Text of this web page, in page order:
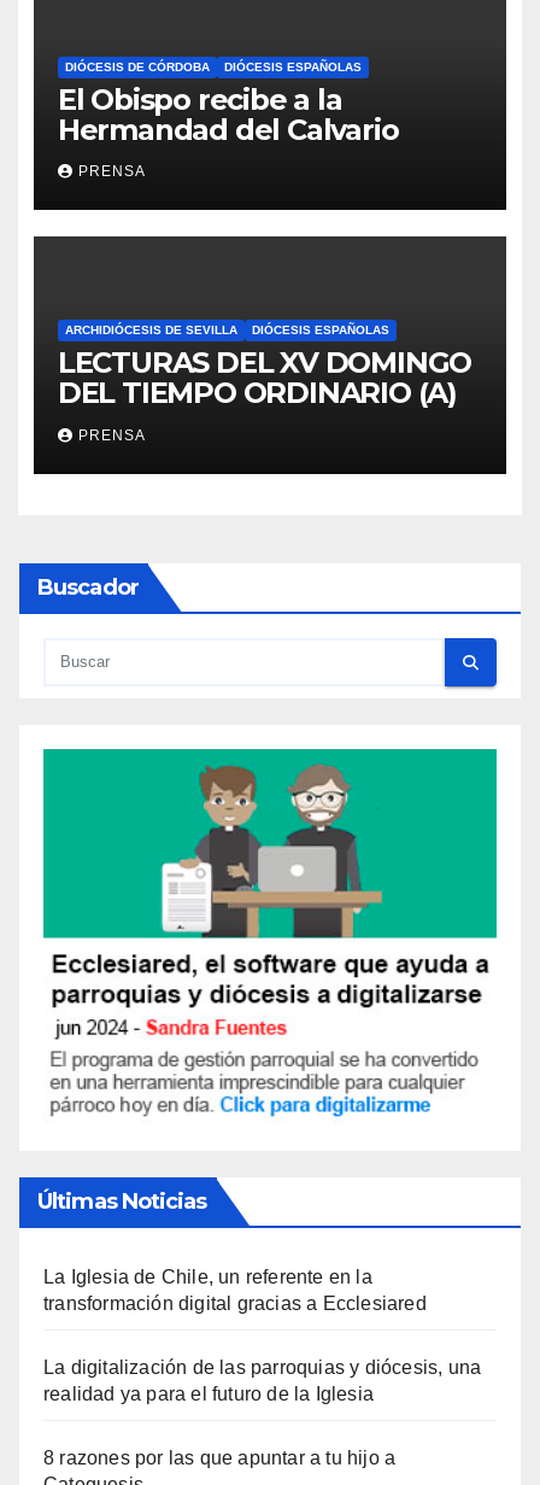
DIÓCESIS DE CÓRDOBA DIÓCESIS ESPAÑOLAS
El Obispo recibe a la
Hermandad del Calvario
PRENSA
ARCHIDIÓCESIS DE SEVILLA DIÓCESIS ESPAÑOLAS
LECTURAS DEL XV DOMINGO
DEL TIEMPO ORDINARIO (A)
PRENSA
Buscador
Últimas Noticias
La Iglesia de Chile, un referente en la
transformación digital gracias a Ecclesiared
La digitalización de las parroquias y diócesis, una
realidad ya para el futuro de la Iglesia
8 razones por las que apuntar a tu hijo a